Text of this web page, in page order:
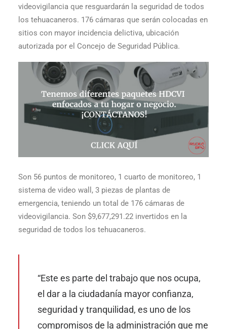
videovigilancia que resguardarán la seguridad de todos
los tehuacaneros. 176 cámaras que serán colocadas en
sitios con mayor incidencia delictiva, ubicación
autorizada por el Concejo de Seguridad Pública.
Son 56 puntos de monitoreo, 1 cuarto de monitoreo, 1
sistema de video wall, 3 piezas de plantas de
emergencia, teniendo un total de 176 cámaras de
videovigilancia. Son $9,677,291.22 invertidos en la
seguridad de todos los tehuacaneros.
“Este es parte del trabajo que nos ocupa,
el dar a la ciudadanía mayor confianza,
seguridad y tranquilidad, es uno de los
compromisos de la administración que me